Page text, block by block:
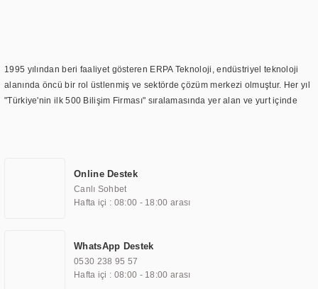
1995 yılından beri faaliyet gösteren ERPA Teknoloji, endüstriyel teknoloji
alanında öncü bir rol üstlenmiş ve sektörde çözüm merkezi olmuştur. Her yıl
"Türkiye'nin ilk 500 Bilişim Firması" sıralamasında yer alan ve yurt içinde
TOCHI markası altında kendi ürettiği ürünlerde kullanmıştır. Günümüzde
TOCHI; videowall, digital signage, kiosk, totem, akıllı durak ekranı, araç içi
ekran, asansör ekranı, digital menüboard, marin ekran, medikal ekran,
ekranları, endüstriyel ekranlar, kapı önü bilgi ekranları, panel PC,
endüstriyel Panel PC, mini PC, endüstriyel mini PC ve akıllı bina sistemleri
gibi çözümleri 4.5" ile 110” boyutları arasında üretebilirken, ayrıca standart
Online Destek
Canlı Sohbet
Hafta içi : 08:00 - 18:00 arası
WhatsApp Destek
0530 238 95 57
Hafta içi : 08:00 - 18:00 arası